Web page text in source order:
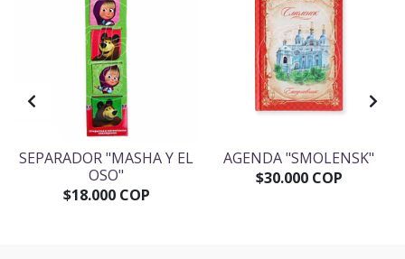
SEPARADOR "MASHA Y EL
OSO"
$18.000 COP
AGENDA "SMOLENSK"
$30.000 COP